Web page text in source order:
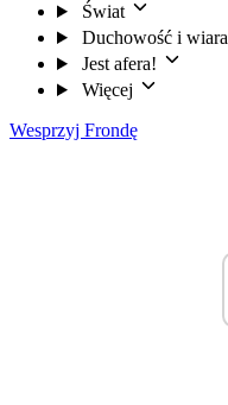
Świat
Duchowość i wiara
Jest afera!
Więcej
Wesprzyj Frondę